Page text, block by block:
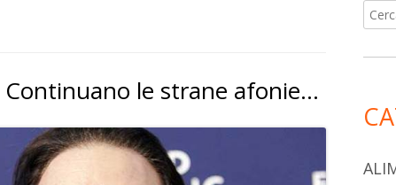
Continuano le strane afonie…
per: